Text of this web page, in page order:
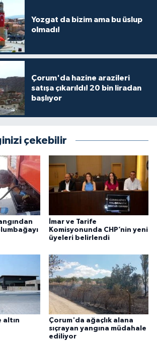
Yozgat da bizim ama bu üslup
olmadı!
Çorum'da hazine arazileri
satışa çıkarıldı! 20 bin liradan
başlıyor
çekebilir
İmar ve Tarife
Komisyonunda CHP’nin yeni
üyeleri belirlendi
altın
Çorum'da ağaçlık alana
sıçrayan yangına müdahale
ediliyor